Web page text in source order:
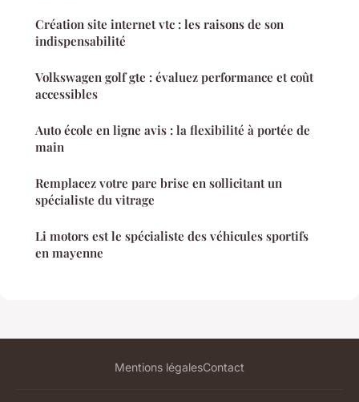
Création site internet vtc : les raisons de son
indispensabilité
Volkswagen golf gte : évaluez performance et coût
accessibles
Auto école en ligne avis : la flexibilité à portée de
main
Remplacez votre pare brise en sollicitant un
spécialiste du vitrage
Li motors est le spécialiste des véhicules sportifs
en mayenne
Mentions légalesContact